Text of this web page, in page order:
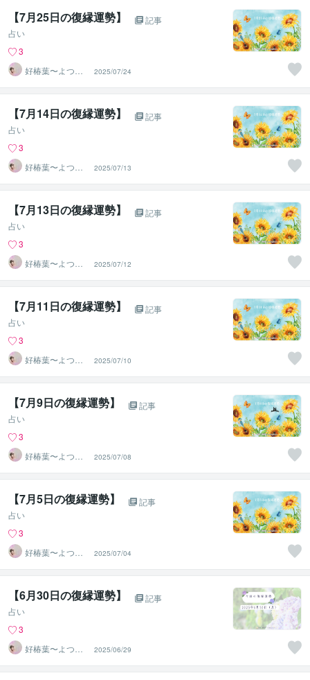
【7月25日の復縁運勢】
記事
占い
3
好椿葉〜よつ
ば〜
2025/07/24
【7月14日の復縁運勢】
記事
占い
3
好椿葉〜よつ
ば〜
2025/07/13
【7月13日の復縁運勢】
記事
占い
3
好椿葉〜よつ
ば〜
2025/07/12
【7月11日の復縁運勢】
記事
占い
3
好椿葉〜よつ
ば〜
2025/07/10
【7月9日の復縁運勢】
記事
占い
3
好椿葉〜よつ
ば〜
2025/07/08
【7月5日の復縁運勢】
記事
占い
3
好椿葉〜よつ
ば〜
2025/07/04
【6月30日の復縁運勢】
記事
占い
3
好椿葉〜よつ
ば〜
2025/06/29